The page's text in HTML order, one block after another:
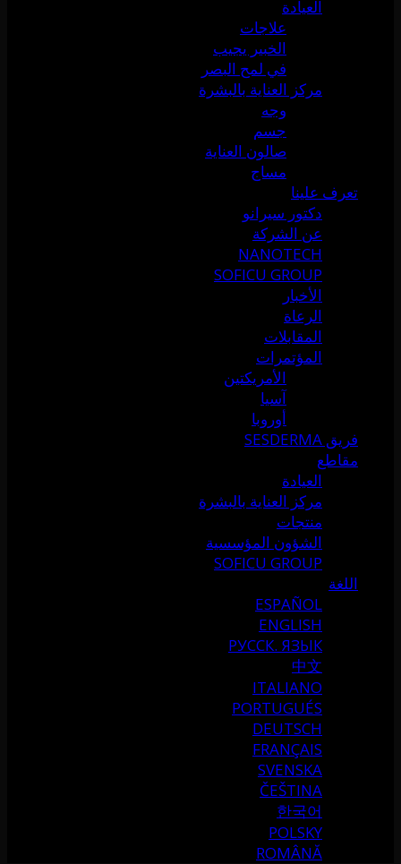
العيادة
علاجات
الخبير يجيب
في لمح البصر
مركز العناية بالبشرة
وجه
جسم
صالون العناية
مساج
تعرف علينا
دكتور سيرانو
عن الشركة
NANOTECH
SOFICU GROUP
الأخبار
الرعاة
المقابلات
المؤتمرات
الأمريكتين
آسيا
أوروبا
فريق SESDERMA
مقاطع
العيادة
مركز العناية بالبشرة
منتجات
الشؤون المؤسسية
SOFICU GROUP
اللغة
ESPAÑOL
ENGLISH
РУССК. ЯЗЫК
中文
ITALIANO
PORTUGUÉS
DEUTSCH
FRANÇAIS
SVENSKA
ČEŠTINA
한국어
POLSKY
ROMÂNĂ